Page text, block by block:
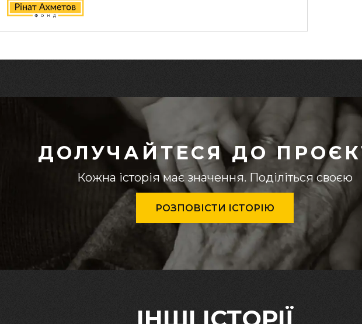
ДОЛУЧАЙТЕСЯ ДО
Кожна історія має значення. Поділіться своєю
РОЗПОВІСТИ ІСТОРІЮ